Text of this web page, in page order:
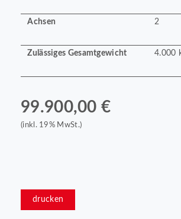
Achsen 2
Zulässiges Gesamtgewicht 4.000
99.900,00 €
(inkl. 19% MwSt.)
drucken